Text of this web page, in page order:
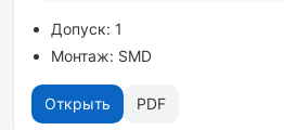
Допуск: 1
Монтаж: SMD
Открыть PDF